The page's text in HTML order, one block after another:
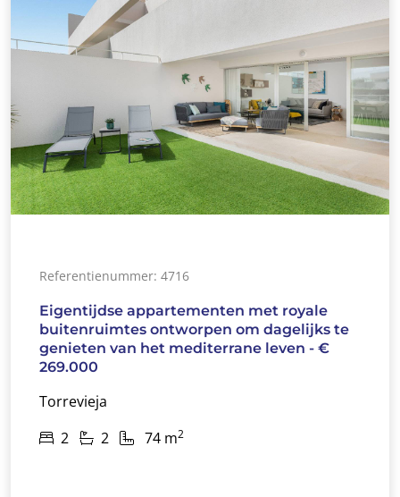
Referentienummer: 4716
Eigentijdse appartementen met royale
buitenruimtes ontworpen om dagelijks te
genieten van het mediterrane leven - €
269.000
Torrevieja
2
2 74 m2